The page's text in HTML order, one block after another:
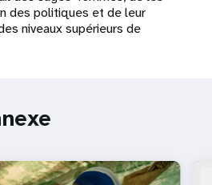
des politiques et de leur
niveaux supérieurs de